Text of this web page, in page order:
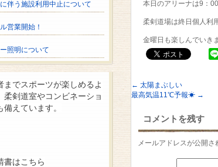
本日のアリーナは9：
柔剣道場は終日個人利
金曜日も楽しんでい
← 太陽まぶしい
最高気温11℃予報☀ →
コメントを残す
メールアドレスが公開さ
伴う施設利用中止について
営業開始！
照明について
までスポーツが楽しめるよ
柔剣道室やコンビネーショ
えています。
書はこちら